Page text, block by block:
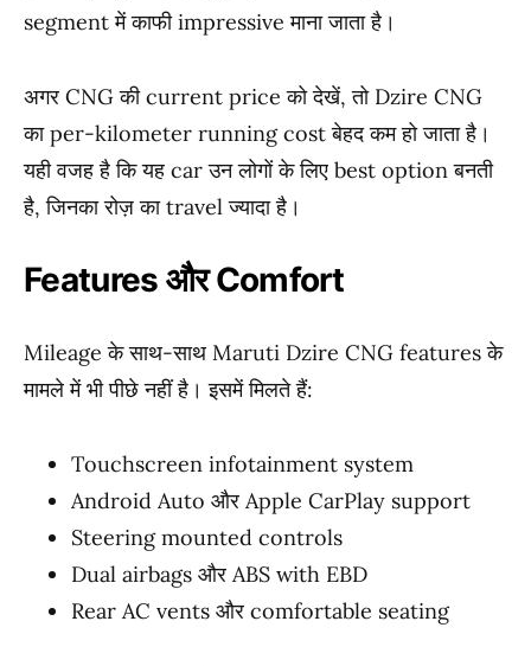
segment में काफी impressive माना जाता है।
अगर CNG की current price को देखें, तो Dzire CNG
का per-kilometer running cost बेहद कम हो जाता है।
यही वजह है कि यह car उन लोगों के लिए best option बनती
है, जिनका रोज़ का travel ज्यादा है।
Features और Comfort
Mileage के साथ-साथ Maruti Dzire CNG features के
मामले में भी पीछे नहीं है। इसमें मिलते हैं:
Touchscreen infotainment system
Android Auto और Apple CarPlay support
Steering mounted controls
Dual airbags और ABS with EBD
Rear AC vents और comfortable seating